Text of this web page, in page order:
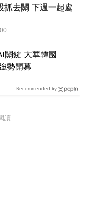
抓去關 下週一起處
關鍵 大華韓國
勢開募
Recommended by
讀